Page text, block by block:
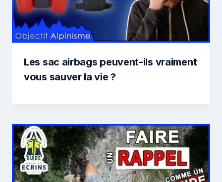
Les sac airbags peuvent-ils vraiment
vous sauver la vie ?